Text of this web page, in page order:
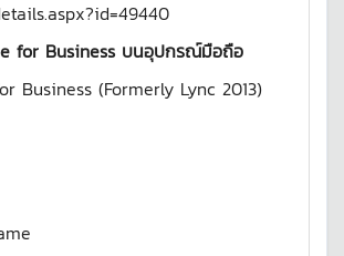
for Business บนอุปกรณ์มือถือ
Business (Formerly Lync 2013)